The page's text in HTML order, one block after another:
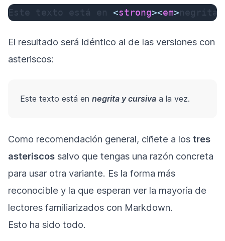
Este texto está en <strong><em>negrita
El resultado será idéntico al de las versiones con
asteriscos:
Este texto está en negrita y cursiva a la vez.
Como recomendación general, ciñete a los tres
asteriscos salvo que tengas una razón concreta
para usar otra variante. Es la forma más
reconocible y la que esperan ver la mayoría de
lectores familiarizados con Markdown.
Esto ha sido todo.